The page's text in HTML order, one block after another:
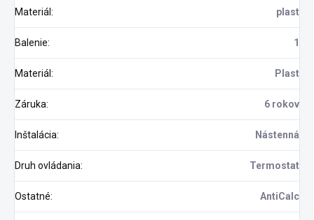
Materiál : plast
Balenie: 1
Materiál : Plast
Záruka: 6 rokov
Inštalácia: Nástenná
Druh ovládania: Termostat
Ostatné: AntiCalc